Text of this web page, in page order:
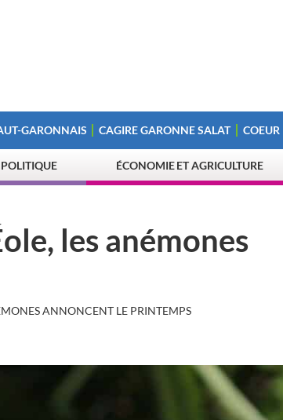
GARONNAIS CAGIRE GARONNE SALAT
POLITIQUE ÉCONOMIE ET AGRICULTURE
les anémones
ANNONCENT LE PRINTEMPS